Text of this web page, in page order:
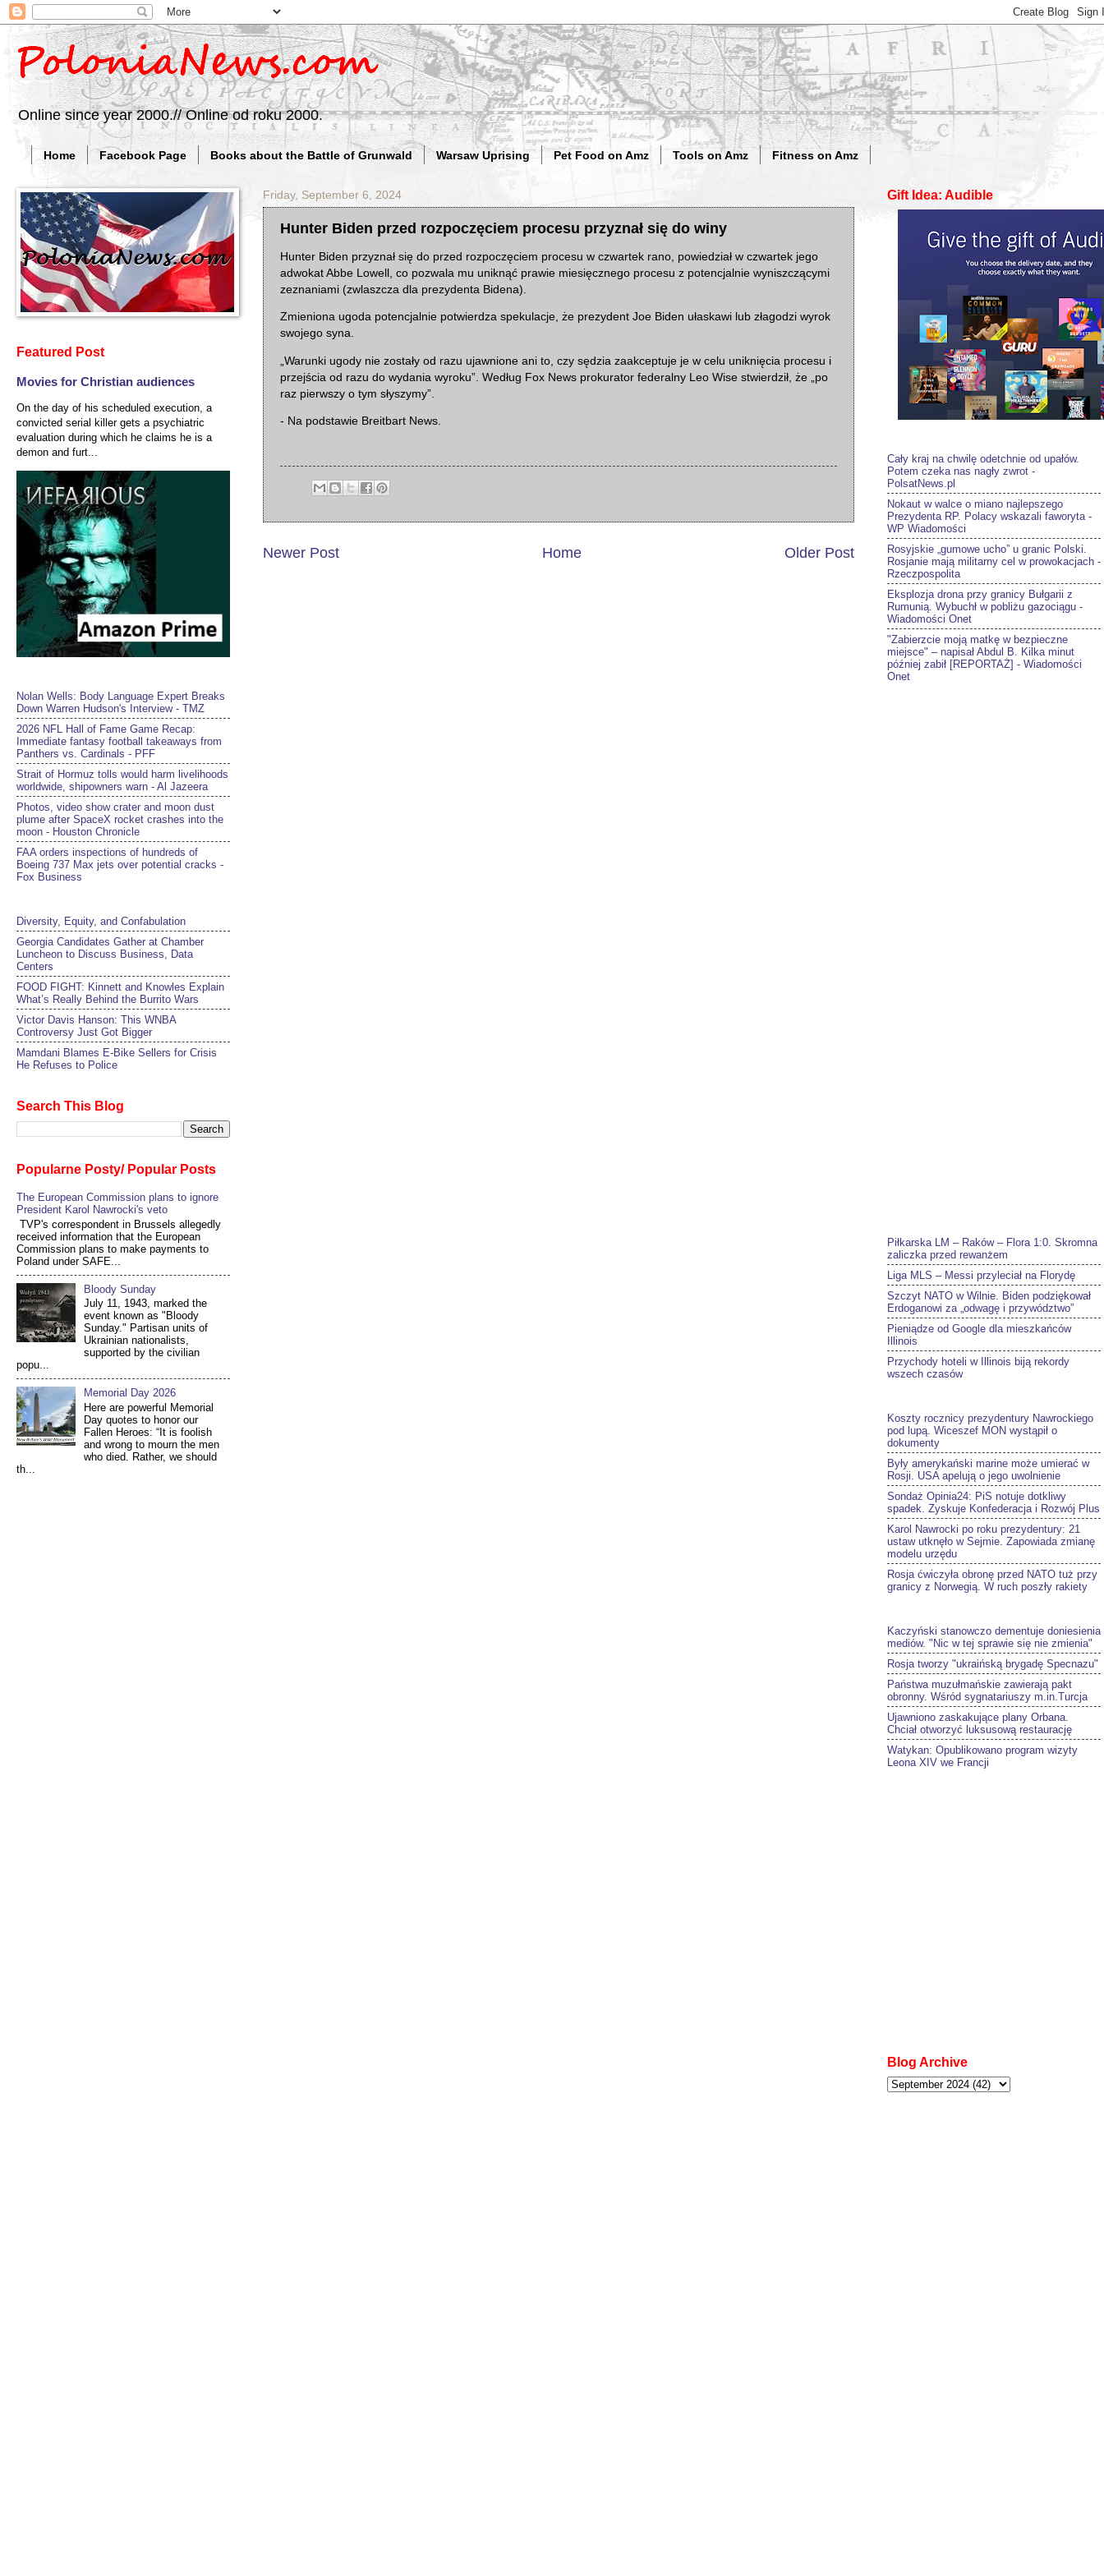
Online since year 2000.// Online od roku 2000.
Home Facebook Page Books about the Battle of Grunwald Warsaw Uprising Pet Food on Amz Tools on Amz Fitness on Amz
Friday, September 6, 2024
Hunter Biden przed rozpoczęciem procesu przyznał się do winy
Hunter Biden przyznał się do przed rozpoczęciem procesu w czwartek rano, powiedział w czwartek jego
adwokat Abbe Lowell, co pozwala mu uniknąć prawie miesięcznego procesu z potencjalnie wyniszczącymi
zeznaniami (zwlaszcza dla prezydenta Bidena).
Zmieniona ugoda potencjalnie potwierdza spekulacje, że prezydent Joe Biden ułaskawi lub złagodzi wyrok
swojego syna.
„Warunki ugody nie zostały od razu ujawnione ani to, czy sędzia zaakceptuje je w celu uniknięcia procesu i
przejścia od razu do wydania wyroku”. Według Fox News prokurator federalny Leo Wise stwierdził, że „po
raz pierwszy o tym słyszymy”.
- Na podstawie Breitbart News.
Newer Post Older Post
Home
Featured Post
Movies for Christian audiences
On the day of his scheduled execution, a
convicted serial killer gets a psychiatric
evaluation during which he claims he is a
demon and furt...
Nolan Wells: Body Language Expert Breaks
Down Warren Hudson's Interview - TMZ
2026 NFL Hall of Fame Game Recap:
Immediate fantasy football takeaways from
Panthers vs. Cardinals - PFF
Strait of Hormuz tolls would harm livelihoods
worldwide, shipowners warn - Al Jazeera
Photos, video show crater and moon dust
plume after SpaceX rocket crashes into the
moon - Houston Chronicle
FAA orders inspections of hundreds of
Boeing 737 Max jets over potential cracks -
Fox Business
Diversity, Equity, and Confabulation
Georgia Candidates Gather at Chamber
Luncheon to Discuss Business, Data
Centers
FOOD FIGHT: Kinnett and Knowles Explain
What’s Really Behind the Burrito Wars
Victor Davis Hanson: This WNBA
Controversy Just Got Bigger
Mamdani Blames E-Bike Sellers for Crisis
He Refuses to Police
Search This Blog
Popularne Posty/ Popular Posts
The European Commission plans to ignore
President Karol Nawrocki's veto
TVP's correspondent in Brussels allegedly
received information that the European
Commission plans to make payments to
Poland under SAFE...
Bloody Sunday
July 11, 1943, marked the
event known as "Bloody
Sunday." Partisan units of
Ukrainian nationalists,
supported by the civilian
popu...
Memorial Day 2026
Here are powerful Memorial
Day quotes to honor our
Fallen Heroes: “It is foolish
and wrong to mourn the men
who died. Rather, we should
th...
Gift Idea: Audible
Cały kraj na chwilę odetchnie od upałów.
Potem czeka nas nagły zwrot -
PolsatNews.pl
Nokaut w walce o miano najlepszego
Prezydenta RP. Polacy wskazali faworyta -
WP Wiadomości
Rosyjskie „gumowe ucho” u granic Polski.
Rosjanie mają militarny cel w prowokacjach -
Rzeczpospolita
Eksplozja drona przy granicy Bułgarii z
Rumunią. Wybuchł w pobliżu gazociągu -
Wiadomości Onet
"Zabierzcie moją matkę w bezpieczne
miejsce" – napisał Abdul B. Kilka minut
później zabił [REPORTAŻ] - Wiadomości
Onet
Piłkarska LM – Raków – Flora 1:0. Skromna
zaliczka przed rewanżem
Liga MLS – Messi przyleciał na Florydę
Szczyt NATO w Wilnie. Biden podziękował
Erdoganowi za „odwagę i przywództwo”
Pieniądze od Google dla mieszkańców
Illinois
Przychody hoteli w Illinois biją rekordy
wszech czasów
Koszty rocznicy prezydentury Nawrockiego
pod lupą. Wiceszef MON wystąpił o
dokumenty
Były amerykański marine może umierać w
Rosji. USA apelują o jego uwolnienie
Sondaż Opinia24: PiS notuje dotkliwy
spadek. Zyskuje Konfederacja i Rozwój Plus
Karol Nawrocki po roku prezydentury: 21
ustaw utknęło w Sejmie. Zapowiada zmianę
modelu urzędu
Rosja ćwiczyła obronę przed NATO tuż przy
granicy z Norwegią. W ruch poszły rakiety
Kaczyński stanowczo dementuje doniesienia
mediów. "Nic w tej sprawie się nie zmienia"
Rosja tworzy "ukraińską brygadę Specnazu"
Państwa muzułmańskie zawierają pakt
obronny. Wśród sygnatariuszy m.in.Turcja
Ujawniono zaskakujące plany Orbana.
Chciał otworzyć luksusową restaurację
Watykan: Opublikowano program wizyty
Leona XIV we Francji
Blog Archive